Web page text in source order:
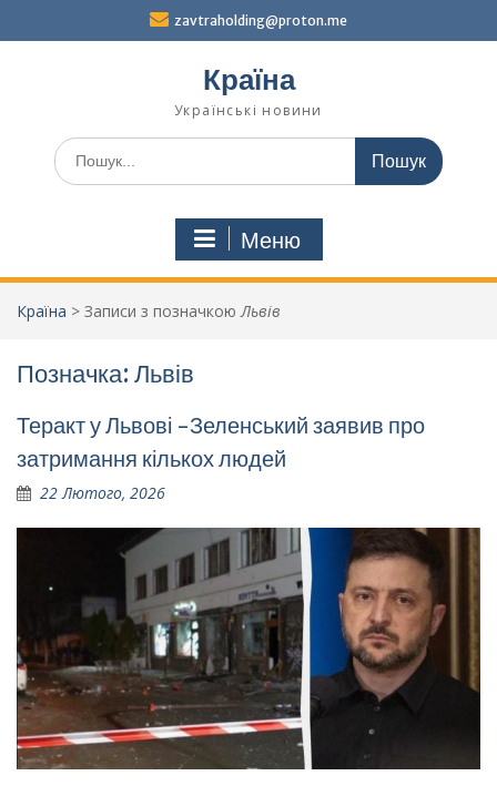
zavtraholding@proton.me
Країна
Українські новини
Шукати:
Меню
Країна > Записи з позначкоюЛьвів
Позначка: Львів
Теракт у Львові -Зеленський заявив про
затримання кількох людей
22 Лютого, 2026